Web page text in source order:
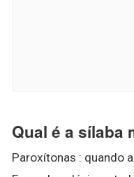
Qual é a sílaba
Paroxítonas : quando